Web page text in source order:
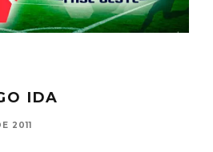
IDA
2011